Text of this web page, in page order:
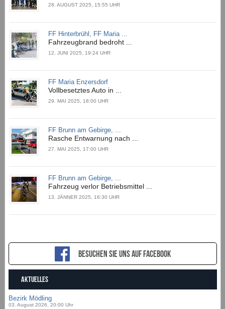
28. AUGUST 2025, 15:55 UHR
FF Hinterbrühl, FF Maria ...
Fahrzeugbrand bedroht ...
12. JUNI 2025, 19:24 UHR
FF Maria Enzersdorf
Vollbesetztes Auto in ...
29. MAI 2025, 18:00 UHR
FF Brunn am Gebirge, ...
Rasche Entwarnung nach ...
27. MAI 2025, 17:00 UHR
FF Brunn am Gebirge, ...
Fahrzeug verlor Betriebsmittel ...
13. JÄNNER 2025, 16:30 UHR
Besuchen sie uns auf Facebook
AKTUELLES
Bezirk Mödling
03. August 2026, 20:00 Uhr